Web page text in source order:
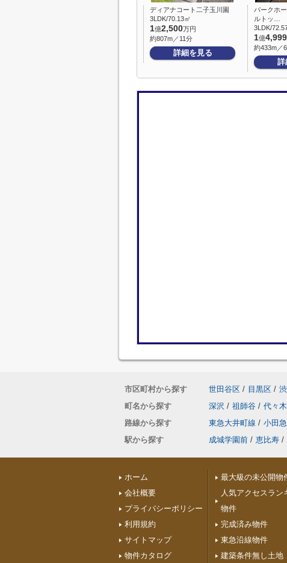
ディアナコート二子玉川園
3LDK/70.13㎡
1億2,500万円
約807m／11分
詳細を見る
パークホ
ルトッ…
3LDK/
1億4,999
約433m／
詳
市区町村から探す 世田谷区 / 目黒区 /
町名から探す
深沢 / 祖師谷 / 代々木
路線から探す
東急大井町線 / 小田
駅から探す
成城学園前 / 恵比寿 /
ホーム
会社概要
プライバシーポリシー
利用規約
サイトマップ
物件カタログ
最大級の未公開物
人気アクセスラン
物件
完成済み物件
東急沿線物件
建築条件無し土地